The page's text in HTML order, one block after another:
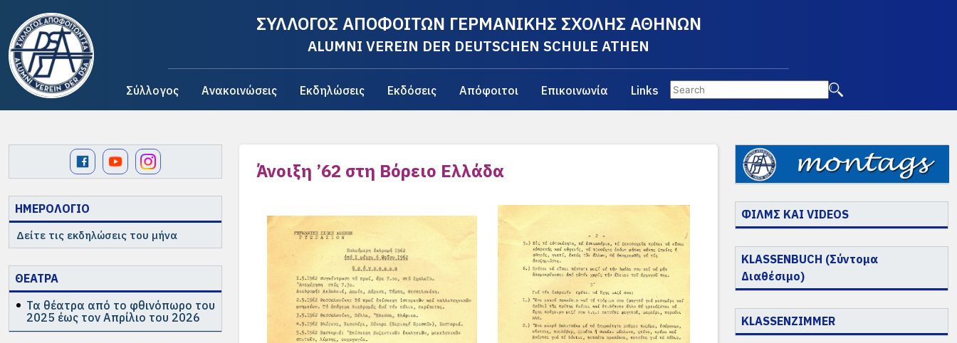
ΣΥΛΛΟΓΟΣ ΑΠΟΦΟΙΤΩΝ ΓΕΡΜΑΝΙΚΗΣ ΣΧΟΛΗΣ ΑΘΗΝΩΝ
ALUMNI VEREIN DER DEUTSCHEN SCHULE ATHEN
Σύλλογος Ανακοινώσεις Εκδηλώσεις Εκδόσεις Απόφοιτοι Επικοινωνία Links
ΗΜΕΡΟΛΟΓΙΟ
Δείτε τις εκδηλώσεις του μήνα
ΘΕΑΤΡΑ
Τα θέατρα από το φθινόπωρο του
2025 έως τον Απρίλιο του 2026
Άνοιξη ’62 στη Βόρειο Ελλάδα
ΦΙΛΜΣ ΚΑΙ VIDEOS
KLASSENBUCH (Σύντομα
Διαθέσιμο)
KLASSENZIMMER